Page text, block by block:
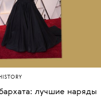
лучшие наряды